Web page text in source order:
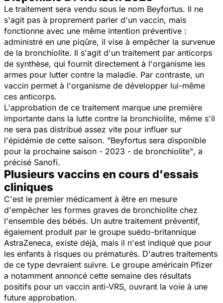
Le traitement sera vendu sous le nom Beyfortus. Il ne
s'agit pas à proprement parler d'un vaccin, mais
fonctionne avec une même intention préventive :
administré en une piqûre, il vise à empêcher la survenue
de la bronchiolite. Il s'agit d'un traitement par anticorps
de synthèse, qui fournit directement à l'organisme les
armes pour lutter contre la maladie. Par contraste, un
vaccin permet à l'organisme de développer lui-même
ces anticorps.
L'approbation de ce traitement marque une première
importante dans la lutte contre la bronchiolite, même s'il
ne sera pas distribué assez vite pour influer sur
l'épidémie de cette saison. "Beyfortus sera disponible
pour la prochaine saison - 2023 - de bronchiolite", a
précisé Sanofi.
Plusieurs vaccins en cours d'essais
cliniques
C'est le premier médicament à être en mesure
d'empêcher les formes graves de bronchiolite chez
l'ensemble des bébés. Un autre traitement préventif,
également produit par le groupe suédo-britannique
AstraZeneca, existe déjà, mais il n'est indiqué que pour
les enfants à risques ou prématurés. D'autres traitements
de ce type devraient suivre. Le groupe américain Pfizer
a notamment annoncé cette semaine des résultats
positifs pour un vaccin anti-VRS, ouvrant la voie à une
future approbation.